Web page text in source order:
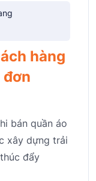
hàng
đơn
bán quần áo
xây dựng trải
đẩy